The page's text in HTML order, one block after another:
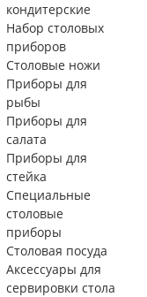
кондитерские
Набор столовых
приборов
Столовые ножи
Приборы для
рыбы
Приборы для
салата
Приборы для
стейка
Специальные
столовые
приборы
Столовая посуда
Аксессуары для
сервировки стола